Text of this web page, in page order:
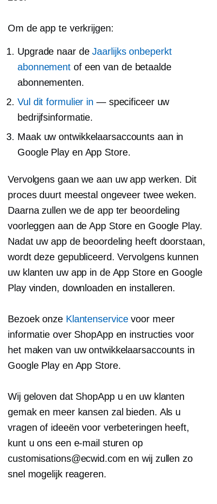
Om de app te verkrijgen:
Upgrade naar deJaarlijks onbeperkt
abonnement of een van de betaalde
abonnementen.
Vul dit formulier in — specificeer uw
bedrijfsinformatie.
Maak uw ontwikkelaarsaccounts aan in
Google Play en App Store.
Vervolgens gaan we aan uw app werken. Dit
proces duurt meestal ongeveer twee weken.
Daarna zullen we de app ter beoordeling
voorleggen aan de App Store en Google Play.
Nadat uw app de beoordeling heeft doorstaan,
wordt deze gepubliceerd. Vervolgens kunnen
uw klanten uw app in de App Store en Google
Play vinden, downloaden en installeren.
Bezoek onze Klantenservicevoor meer
informatie over ShopApp en instructies voor
het maken van uw ontwikkelaarsaccounts in
Google Play en App Store.
Wij geloven dat ShopApp u en uw klanten
gemak en meer kansen zal bieden. Als u
vragen of ideeën voor verbeteringen heeft,
kunt u ons een e-mail sturen op
customisations@ecwid.com en wij zullen zo
snel mogelijk reageren.